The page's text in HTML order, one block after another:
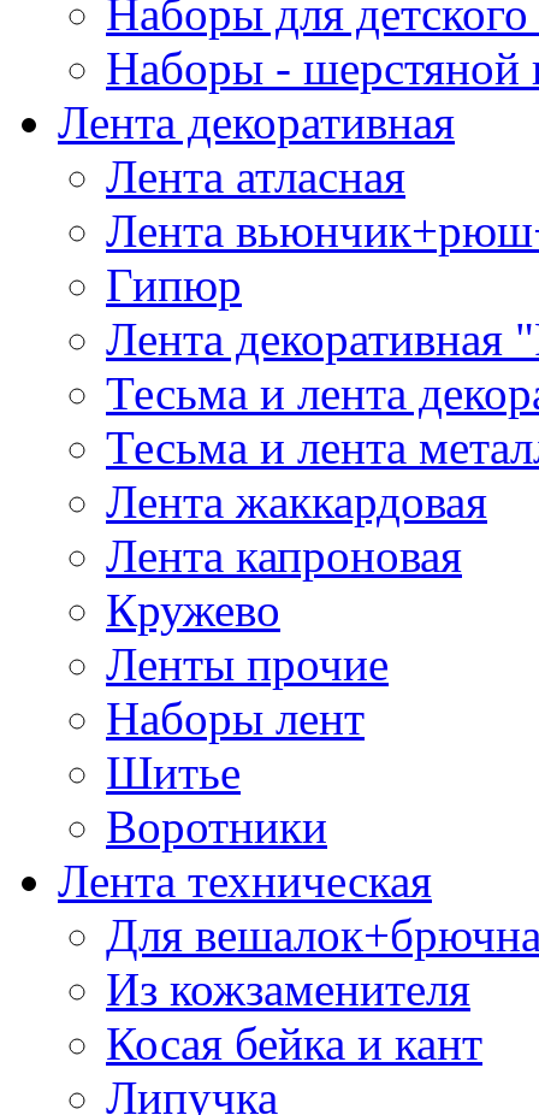
Наборы для
Наборы - шерстяной
Лента декоративная
Лента атласная
Лента
Гипюр
Лента декоративная
Тесьма и лента
Тесьма и лента
Лента жаккардовая
Лента капроновая
Кружево
Ленты прочие
Наборы лент
Шитье
Воротники
Лента техническая
Для
Из кожзаменителя
Косая бейка и кант
Липучка